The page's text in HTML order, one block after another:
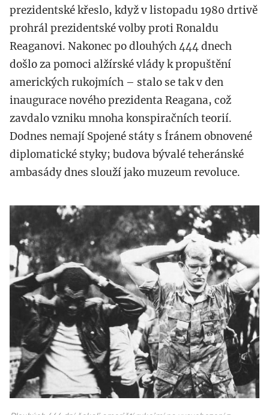
prezidentské křeslo, když v listopadu 1980 drtivě
prohrál prezidentské volby proti Ronaldu
Reaganovi. Nakonec po dlouhých 444 dnech
došlo za pomoci alžírské vlády k propuštění
amerických rukojmích – stalo se tak v den
inaugurace nového prezidenta Reagana, což
zavdalo vzniku mnoha konspiračních teorií.
Dodnes nemají Spojené státy s Íránem obnovené
diplomatické styky; budova bývalé teheránské
ambasády dnes slouží jako muzeum revoluce.
rukojmi_usa_v_iranu.jpg